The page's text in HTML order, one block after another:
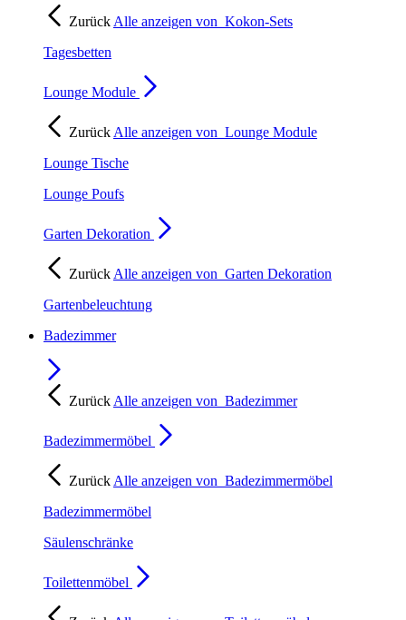
Zurück Alle anzeigen von Kokon-Sets
Tagesbetten
Lounge Module
Zurück Alle anzeigen von Lounge Module
Lounge Tische
Lounge Poufs
Garten Dekoration
Zurück Alle anzeigen von Garten Dekoration
Gartenbeleuchtung
Badezimmer
Zurück Alle anzeigen von Badezimmer
Badezimmermöbel
Zurück Alle anzeigen von Badezimmermöbel
Badezimmermöbel
Säulenschränke
Toilettenmöbel